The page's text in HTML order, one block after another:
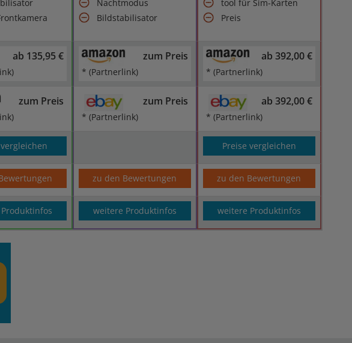
Nachtmodus
Bildstabilisator
tool für Sim-Karten
Preis
ab 135,95 € zum Preis
* (Partnerlink)
ab 392,00 €
* (Partnerlink)
zum Preis zum Preis
* (Partnerlink)
ab 392,00 €
* (Partnerlink)
Preise vergleichen
zu den Bewertungen zu den Bewertungen
weitere Produktinfos weitere Produktinfos